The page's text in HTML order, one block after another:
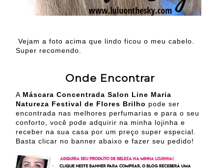
Vejam a foto acima que lindo ficou o meu cabelo.
Super recomendo.
Onde Encontrar
A Máscara Concentrada Salon Line Maria
Natureza Festival de Flores Brilho pode ser
encontrada nas melhores perfumarias e para o seu
conforto, você pode adquirir na minha lojinha e
receber na sua casa por um preço super especial.
Basta clicar no banner abaixo e fazer seu pedido!